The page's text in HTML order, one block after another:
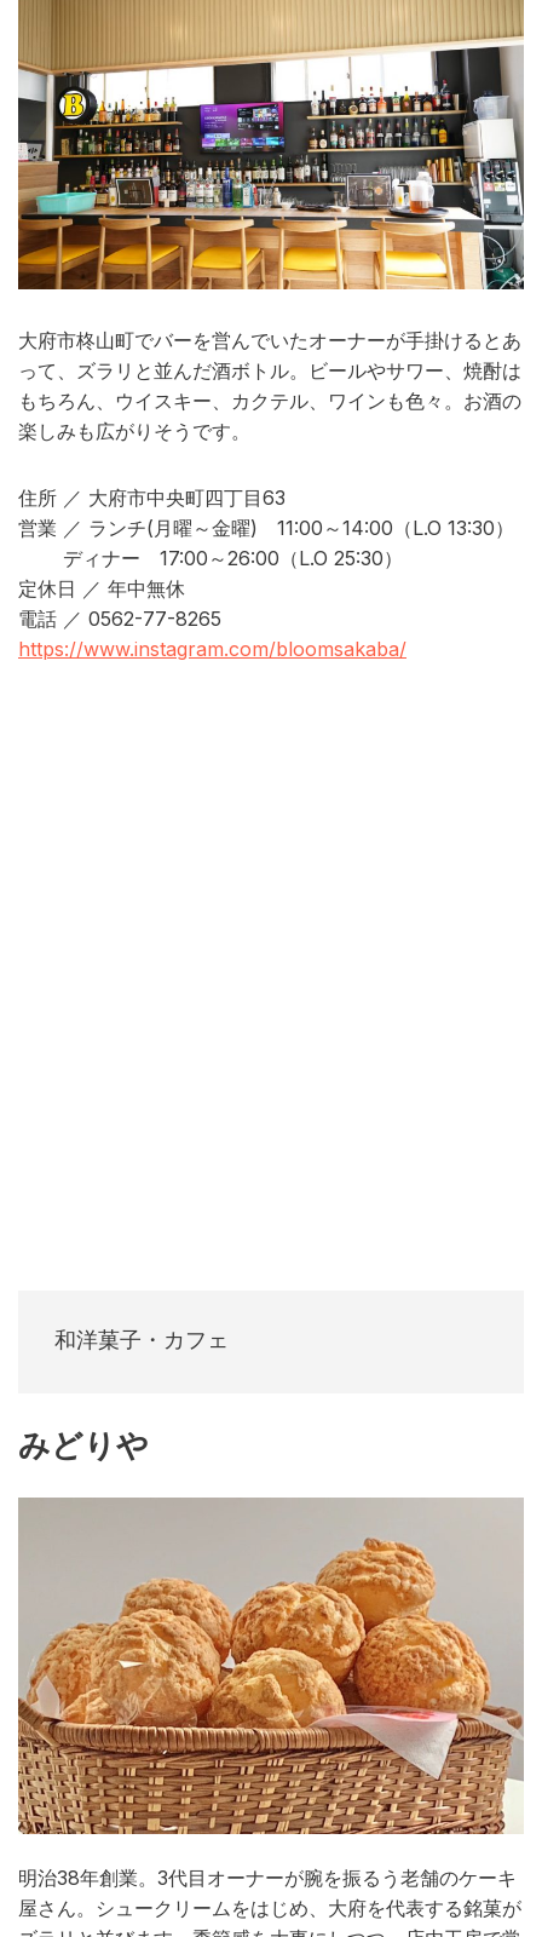
大府市柊山町でバーを営んでいたオーナーが手掛けるとあ
って、ズラリと並んだ酒ボトル。ビールやサワー、焼酎は
もちろん、ウイスキー、カクテル、ワインも色々。お酒の
楽しみも広がりそうです。
住所 ／ 大府市中央町四丁目63
営業 ／ ランチ(月曜～金曜) 11:00～14:00（L.O 13:30）
ディナー 17:00～26:00（L.O 25:30）
定休日 ／ 年中無休
電話 ／ 0562-77-8265
https://www.instagram.com/bloomsakaba/
和洋菓子・カフェ
みどりや
明治38年創業。3代目オーナーが腕を振るう老舗のケーキ
屋さん。シュークリームをはじめ、大府を代表する銘菓が